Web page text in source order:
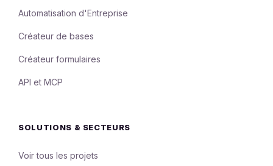
Automatisation d'Entreprise
Créateur de bases
Créateur formulaires
API et MCP
SOLUTIONS & SECTEURS
Voir tous les projets